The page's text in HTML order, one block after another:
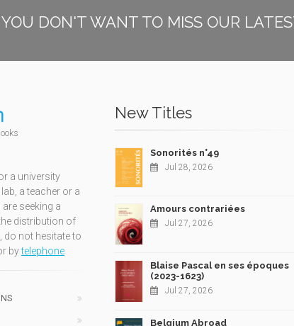
YOU DON'T WANT TO MISS OUR
a university
a teacher or a
seeking a
distribution of
not hesitate to
bytelephone
New Titles
Sonorités n°49
Jul 28, 2026
Amours contrariées
Jul 27, 2026
Blaise Pascal en ses époques
(2023-1623)
Jul 27, 2026
Belgium Abroad